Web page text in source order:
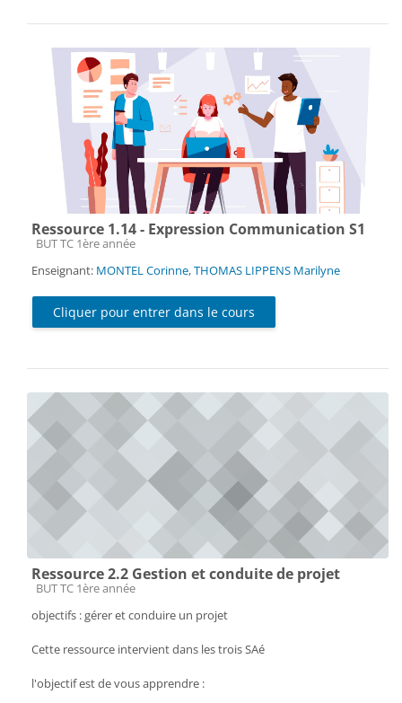
Ressource 1.14 - Expression Communication S1
Catégorie de cours
BUT TC 1ère année
Enseignant: MONTEL Corinne,THOMAS LIPPENS Marilyne
Cliquer pour entrer dans le cours
Ressource 2.2 Gestion et conduite de projet
Catégorie de cours
BUT TC 1ère année
objectifs : gérer et conduire un projet
Cette ressource intervient dans les trois SAé
l'objectif est de vous apprendre :